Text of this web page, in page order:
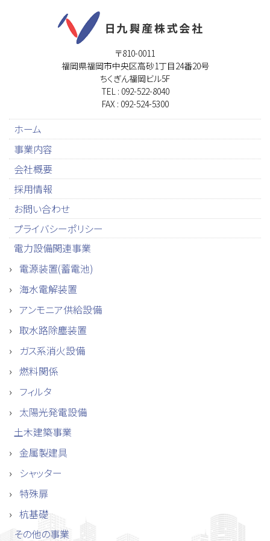
〒810-0011
福岡県福岡市中央区高砂1丁目24番20号
ちくぎん福岡ビル5F
TEL : 092-522-8040
FAX : 092-524-5300
ホーム
事業内容
会社概要
採用情報
お問い合わせ
プライバシーポリシー
電力設備関連事業
電源装置(蓄電池)
海水電解装置
アンモニア供給設備
取水路除塵装置
ガス系消火設備
燃料関係
フィルタ
太陽光発電設備
土木建築事業
金属製建具
シャッター
特殊扉
杭基礎
その他の事業